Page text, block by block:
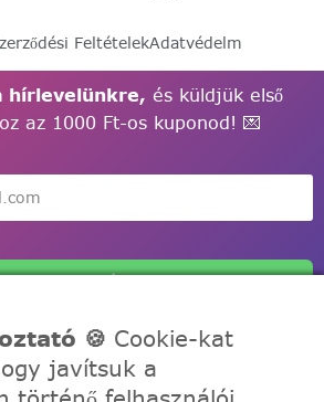
FeltételekAdatvédelm
hírlevelünkre, és küldjük első
az 1000 Ft-os kuponod! 💌
Feliratkozás
🍪 Cookie-kat
javítsuk a